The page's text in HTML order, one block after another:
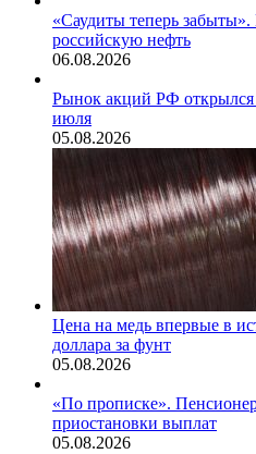
«Саудиты теперь
российскую нефть
06.08.2026
Рынок акций РФ открылся
июля
05.08.2026
Цена на медь впервые в
доллара за фунт
05.08.2026
«По прописке».
приостановки выплат
05.08.2026